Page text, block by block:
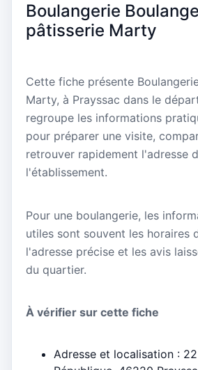
Boulangerie
pâtisserie Marty
Cette fiche présente
Marty, à Prayssac dans le
regroupe les informations
pour préparer une visite,
retrouver rapidement l'adresse
l'établissement.
Pour une boulangerie, les
utiles sont souvent les horaires
l'adresse précise et les avis
du quartier.
À vérifier sur cette fiche
Adresse et localisation :